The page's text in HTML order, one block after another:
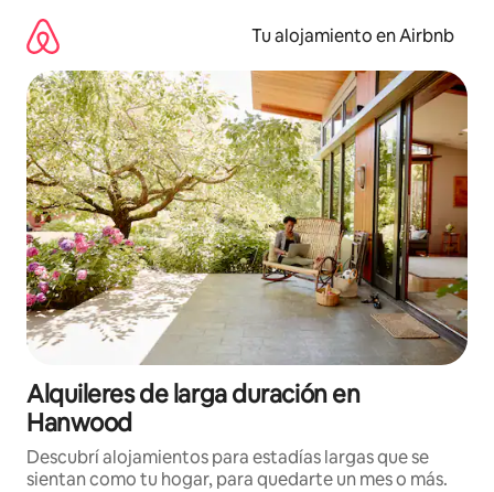
contenido
Tu alojamiento en Airbnb
Alquileres de larga duración en
Hanwood
Descubrí alojamientos para estadías largas que se
sientan como tu hogar, para quedarte un mes o más.